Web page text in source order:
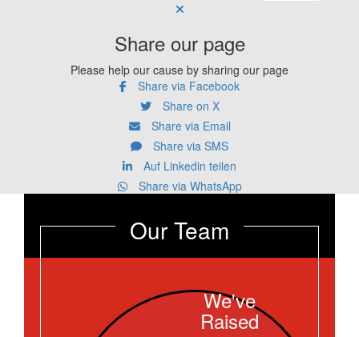
Share our page
Please help our cause by sharing our page
Share via Facebook
Share on X
Share via Email
Share via SMS
Auf Linkedin teilen
Share via WhatsApp
Our Team
We've
Raised